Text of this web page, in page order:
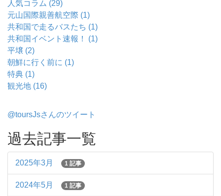
人気コラム (29)
元山国際親善航空際 (1)
共和国で走るバスたち (1)
共和国イベント速報！ (1)
平壌 (2)
朝鮮に行く前に (1)
特典 (1)
観光地 (16)
@toursJsさんのツイート
過去記事一覧
2025年3月 1 記事
2024年5月 1 記事